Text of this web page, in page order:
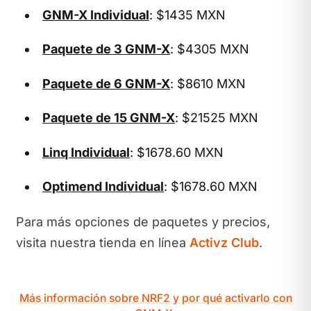
GNM-X Individual: $1435 MXN
Paquete de 3 GNM-X: $4305 MXN
Paquete de 6 GNM-X: $8610 MXN
Paquete de 15 GNM-X: $21525 MXN
Linq Individual: $1678.60 MXN
Optimend Individual: $1678.60 MXN
Para más opciones de paquetes y precios,
visita nuestra tienda en línea Activz Club.
Más información sobre NRF2 y por qué activarlo con